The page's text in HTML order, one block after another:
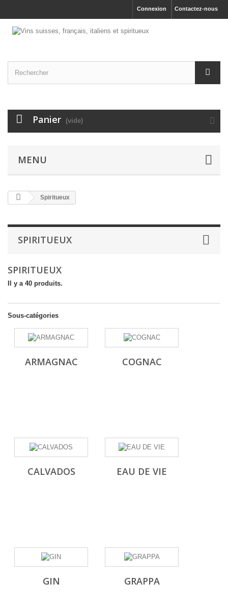
Contactez-nous
Connexion
Panier (vide)
MENU
Spiritueux
SPIRITUEUX
SPIRITUEUX
Il y a 40 produits.
Sous-catégories
ARMAGNAC COGNAC
CALVADOS EAU DE VIE
GIN GRAPPA